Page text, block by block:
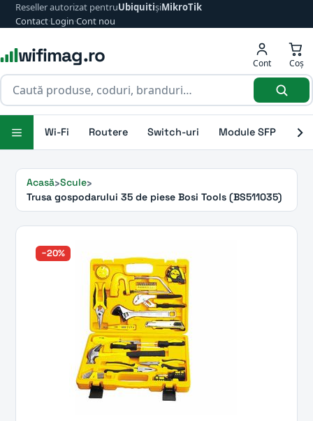
Reseller autorizat pentruUbiquitișiMikroTik
Contact·Login·Cont nou
wifimag.ro Cont Coș
Wi-Fi Routere Switch-uri Module SFP
Acasă Scule
Trusa gospodarului 35 de piese Bosi Tools (BS511035)
−20%